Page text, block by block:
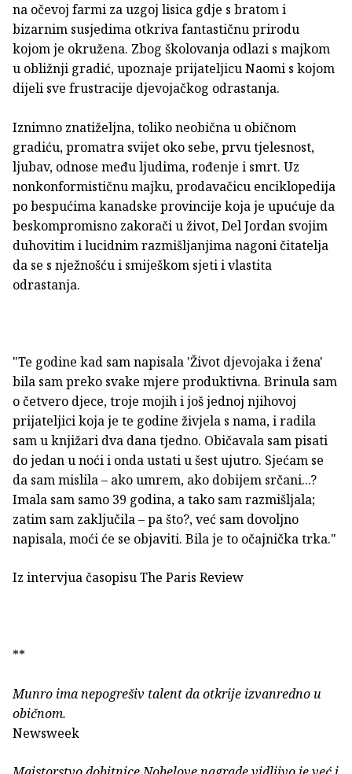
na očevoj farmi za uzgoj lisica gdje s bratom i
bizarnim susjedima otkriva fantastičnu prirodu
kojom je okružena. Zbog školovanja odlazi s majkom
u obližnji gradić, upoznaje prijateljicu Naomi s kojom
dijeli sve frustracije djevojačkog odrastanja.
Iznimno znatiželjna, toliko neobična u običnom
gradiću, promatra svijet oko sebe, prvu tjelesnost,
ljubav, odnose među ljudima, rođenje i smrt. Uz
nonkonformističnu majku, prodavačicu enciklopedija
po bespućima kanadske provincije koja je upućuje da
beskompromisno zakorači u život, Del Jordan svojim
duhovitim i lucidnim razmišljanjima nagoni čitatelja
da se s nježnošću i smiješkom sjeti i vlastita
odrastanja.
"Te godine kad sam napisala 'Život djevojaka i žena'
bila sam preko svake mjere produktivna. Brinula sam
o četvero djece, troje mojih i još jednoj njihovoj
prijateljici koja je te godine živjela s nama, i radila
sam u knjižari dva dana tjedno. Običavala sam pisati
do jedan u noći i onda ustati u šest ujutro. Sjećam se
da sam mislila – ako umrem, ako dobijem srčani...?
Imala sam samo 39 godina, a tako sam razmišljala;
zatim sam zaključila – pa što?, već sam dovoljno
napisala, moći će se objaviti. Bila je to očajnička trka."
Iz intervjua časopisu The Paris Review
**
Munro ima nepogrešiv talent da otkrije izvanredno u
običnom.
Newsweek